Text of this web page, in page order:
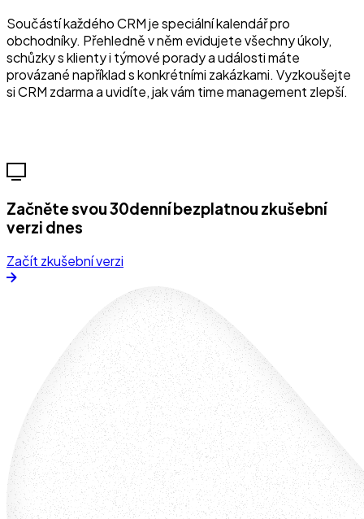
Součástí každého CRM je speciální kalendář pro
obchodníky. Přehledně v něm evidujete všechny úkoly,
schůzky s klienty i týmové porady a události máte
provázané například s konkrétními zakázkami. Vyzkoušejte
si CRM zdarma a uvidíte, jak vám time management zlepší.
Začněte svou 30denní bezplatnou zkušební
verzi dnes
Začít zkušební verzi